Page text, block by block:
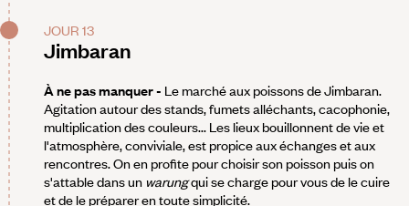
JOUR 13
Jimbaran
À ne pas manquer - Le marché aux poissons de Jimbaran.
Agitation autour des stands, fumets alléchants, cacophonie,
multiplication des couleurs... Les lieux bouillonnent de vie et
l'atmosphère, conviviale, est propice aux échanges et aux
rencontres. On en profite pour choisir son poisson puis on
s'attable dans un warungqui se charge pour vous de le cuire
et de le préparer en toute simplicité.